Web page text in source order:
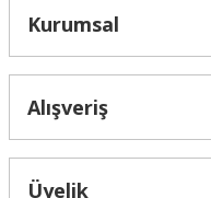
Kurumsal
Alışveriş
Üyelik